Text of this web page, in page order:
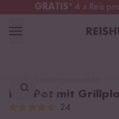
GRATIS* 4 x Reis
Schweiz
finden ...
Hot Pot mit
24